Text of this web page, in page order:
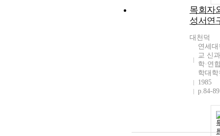
목회자
성서연
대천덕
연세대
교 신
학·연
학대학
1985
p.84-89